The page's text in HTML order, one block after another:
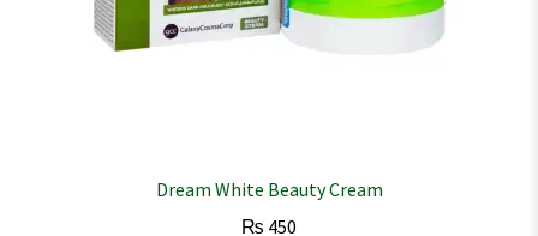
Dream White Beauty Cream
₨ 450